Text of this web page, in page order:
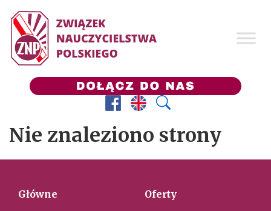
FacebookPrezes ZNP
Wyszukaj
Nie znaleziono strony
Główne Oferty